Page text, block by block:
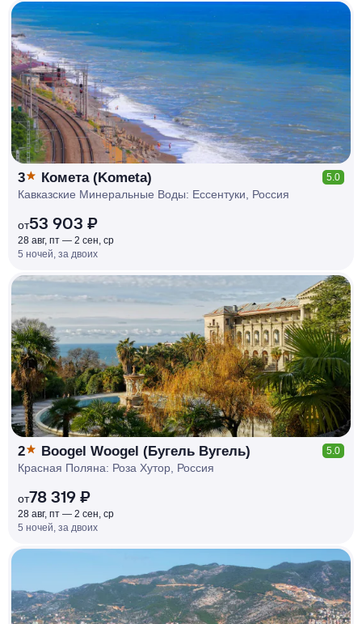
КЕШБЭК
РУБЛЯ
МИ
Д
О 7
%
3 Комета (Kometa) 5.0
Кавказские Минеральные Воды: Ессентуки, Россия
от53 903 ₽
28 авг, пт — 2 сен, ср
5 ночей, за двоих
КЕШБЭК
РУБЛЯ
МИ
Д
О 7
%
2 Boogel Woogel (Бугель Вугель) 5.0
Красная Поляна: Роза Хутор, Россия
от78 319 ₽
28 авг, пт — 2 сен, ср
5 ночей, за двоих
РУБЛЯ
МИ
Д
О 7
%